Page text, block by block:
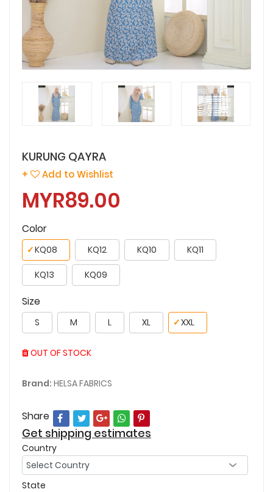
KURUNG QAYRA
+ Add to Wishlist
MYR89.00
Color
KQ08
✓ KQ12 KQ10 KQ11
KQ13 KQ09
Size
S M L XL XXL
✓
OUT OF STOCK
Brand: HELSA FABRICS
Share
Get shipping estimates
Country
State